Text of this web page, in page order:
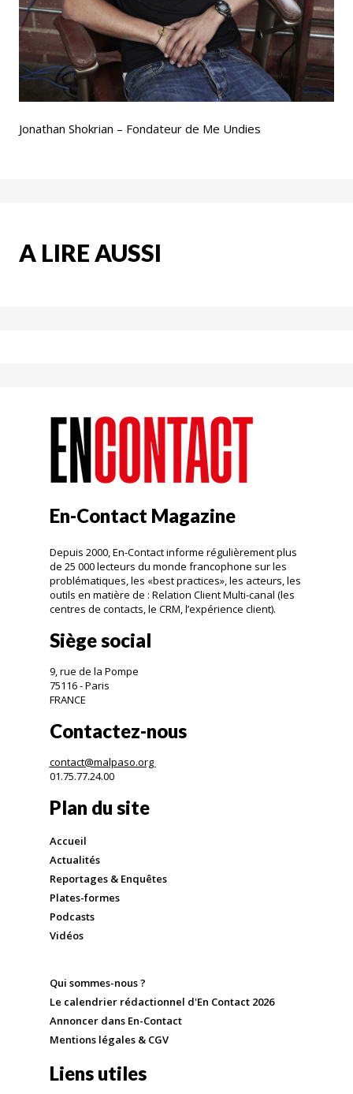
Jonathan Shokrian – Fondateur de Me Undies
A LIRE AUSSI
En-Contact Magazine
Depuis 2000, En-Contact informe régulièrement plus
de 25 000 lecteurs du monde francophone sur les
problématiques, les «best practices», les acteurs, les
outils en matière de : Relation Client Multi-canal (les
centres de contacts, le CRM, l’expérience client).
Siège social
9, rue de la Pompe
75116 - Paris
FRANCE
Contactez-nous
contact@malpaso.org
01.75.77.24.00
Plan du site
Accueil
Actualités
Reportages & Enquêtes
Plates-formes
Podcasts
Vidéos
Qui sommes-nous ?
Le calendrier rédactionnel d'En Contact 2026
Annoncer dans En-Contact
Mentions légales & CGV
Liens utiles